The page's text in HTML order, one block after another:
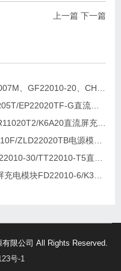
上一篇 下一篇
2026年华科电源维修更换XLY-22007M、GF22010-20、CHR-22020直流屏充电模块
新疆，西藏，河北K3B05L/H110R05T/EP22020TF-G直流屏充电模块维修更换
新疆、广东、广西XLY-22007M/IR11020T2/K6A20直流屏充电模块维修更换
湖南、广东、新疆PMI-SA/RT22010F/ZLD22020TB电源模块维修更换
湖南、新疆、河北YM11020Z/GF22010-30/TT22010-T5直流屏充电模块维修更换
2026维修安徽、甘肃、湖北直流屏充电模块FD22010-6/K3B20L/GF22010-10
限公司 All Rights Reserved.
号-1